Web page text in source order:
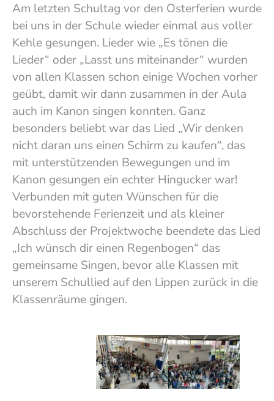
Am letzten Schultag vor den Osterferien wurde
bei uns in der Schule wieder einmal aus voller
Kehle gesungen. Lieder wie „Es tönen die
Lieder“ oder „Lasst uns miteinander“ wurden
von allen Klassen schon einige Wochen vorher
geübt, damit wir dann zusammen in der Aula
auch im Kanon singen konnten. Ganz
besonders beliebt war das Lied „Wir denken
nicht daran uns einen Schirm zu kaufen“, das
mit unterstützenden Bewegungen und im
Kanon gesungen ein echter Hingucker war!
Verbunden mit guten Wünschen für die
bevorstehende Ferienzeit und als kleiner
Abschluss der Projektwoche beendete das Lied
„Ich wünsch dir einen Regenbogen“ das
gemeinsame Singen, bevor alle Klassen mit
unserem Schullied auf den Lippen zurück in die
Klassenräume gingen.
Show larger versionShow larger versionShow larger version